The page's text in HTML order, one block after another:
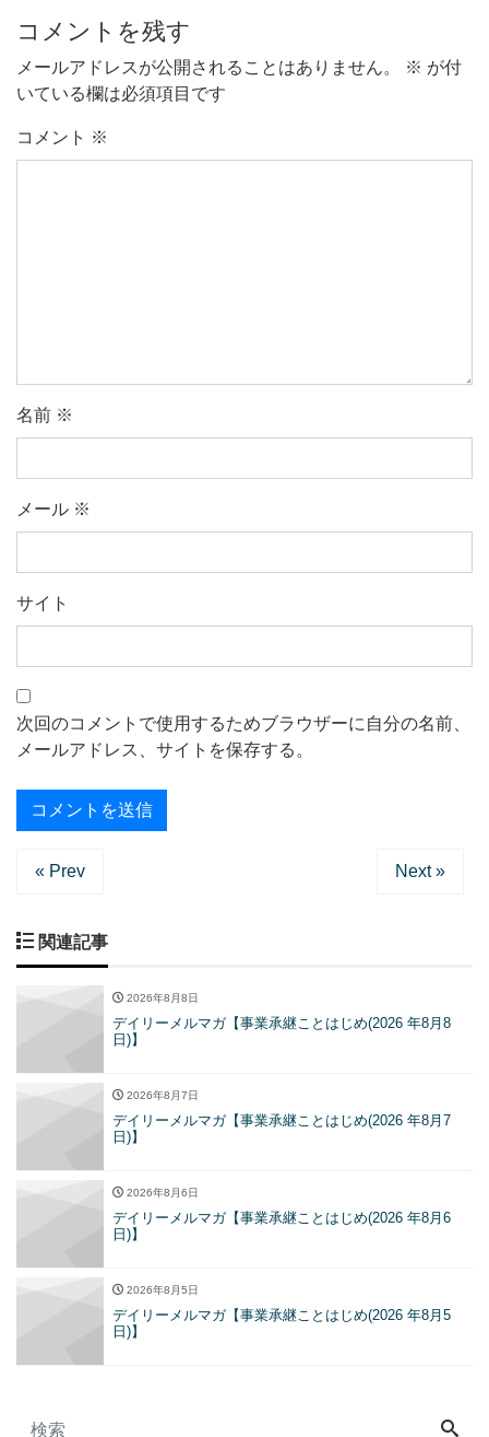
コメントを残す
メールアドレスが公開されることはありません。 ※ が付
いている欄は必須項目です
コメント ※
名前 ※
メール ※
サイト
次回のコメントで使用するためブラウザーに自分の名前、
メールアドレス、サイトを保存する。
« Prev Next »
関連記事
2026年8月8日
デイリーメルマガ【事業承継ことはじめ(2026 年8月8
日)】
2026年8月7日
デイリーメルマガ【事業承継ことはじめ(2026 年8月7
日)】
2026年8月6日
デイリーメルマガ【事業承継ことはじめ(2026 年8月6
日)】
2026年8月5日
デイリーメルマガ【事業承継ことはじめ(2026 年8月5
日)】